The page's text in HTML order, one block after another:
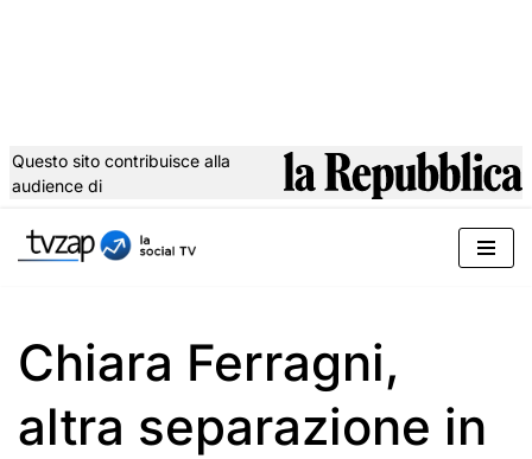
al
Questo sito contribuisce alla
audience di
Chiara Ferragni,
altra separazione in